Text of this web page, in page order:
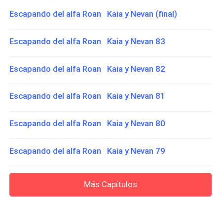
Escapando del alfa Roan Kaia y Nevan (final)
Escapando del alfa Roan Kaia y Nevan 83
Escapando del alfa Roan Kaia y Nevan 82
Escapando del alfa Roan Kaia y Nevan 81
Escapando del alfa Roan Kaia y Nevan 80
Escapando del alfa Roan Kaia y Nevan 79
Más Capítulos